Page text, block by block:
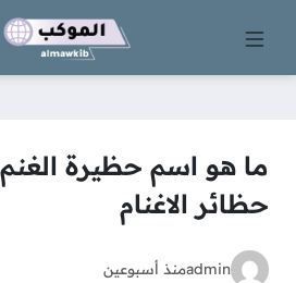
ما هو اسم حظيرة
حظائر الاغنام
adminمنذ أسبوعين